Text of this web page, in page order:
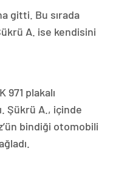
gitti. Bu sırada
A. ise kendisini
971 plakalı
Şükrü A., içinde
bindiği otomobili